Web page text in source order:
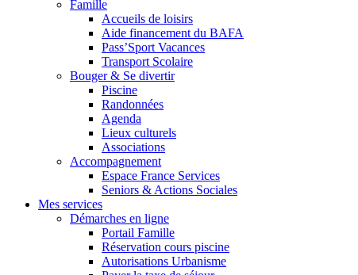
Famille
Accueils de loisirs
Aide financement du BAFA
Pass’Sport Vacances
Transport Scolaire
Bouger & Se divertir
Piscine
Randonnées
Agenda
Lieux culturels
Associations
Accompagnement
Espace France Services
Seniors & Actions Sociales
Mes services
Démarches en ligne
Portail Famille
Réservation cours piscine
Autorisations Urbanisme